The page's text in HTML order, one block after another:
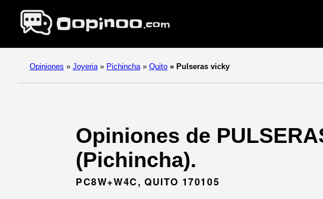
Opiniones » Joyeria » Pichincha » Quito » Pulseras vicky
Opiniones de
(Pichincha).
PC8W+W4C, QUITO 170105